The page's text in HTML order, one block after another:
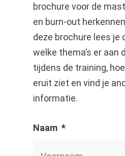
brochure voor de
en burn-out
deze brochure lees je
welke thema’s er aan
tijdens de training,
eruit ziet en vind je
informatie.
Naam *